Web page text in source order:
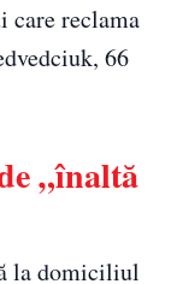
care reclama
66
„înaltă
la domiciliul